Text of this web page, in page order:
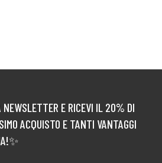
E RICEVI IL 20% DI
ACQUISTO E TANTI VANTAGGI